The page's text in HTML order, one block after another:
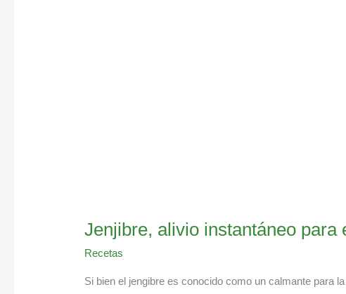
Jenjibre, alivio instantáneo para
Recetas
Si bien el jengibre es conocido como un calmante para